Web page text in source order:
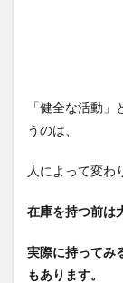
「健全な活動
うのは、
人によって変わ
在庫を持つ前は
実際に持ってみ
もあります。